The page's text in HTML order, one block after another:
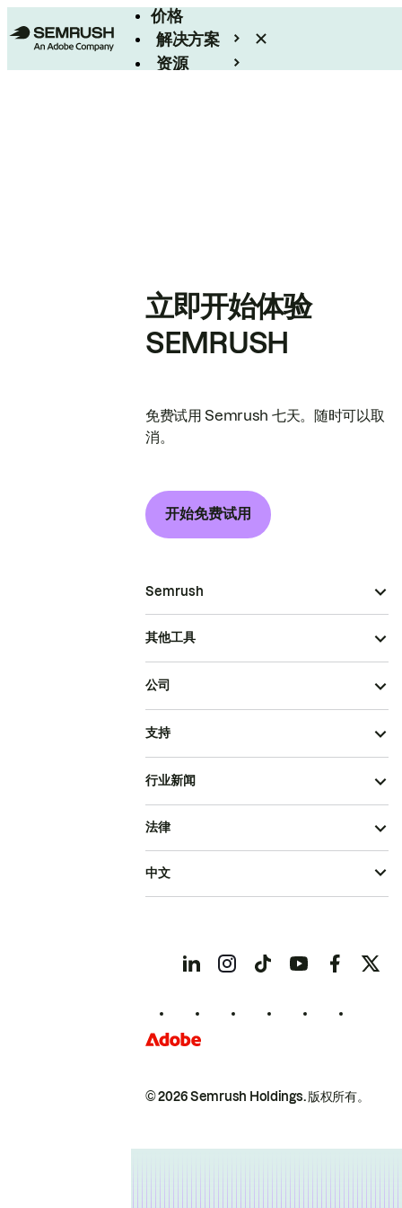
价格
解决方案
资源
立即开始体验
SEMRUSH
免费试用 Semrush 七天。随时可以取
消。
开始免费试用
Semrush
其他工具
公司
支持
行业新闻
© 2026 Semrush Holdings.版权所有。
法律
中文